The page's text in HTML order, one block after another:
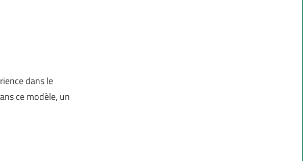
dans le
ce modèle, un